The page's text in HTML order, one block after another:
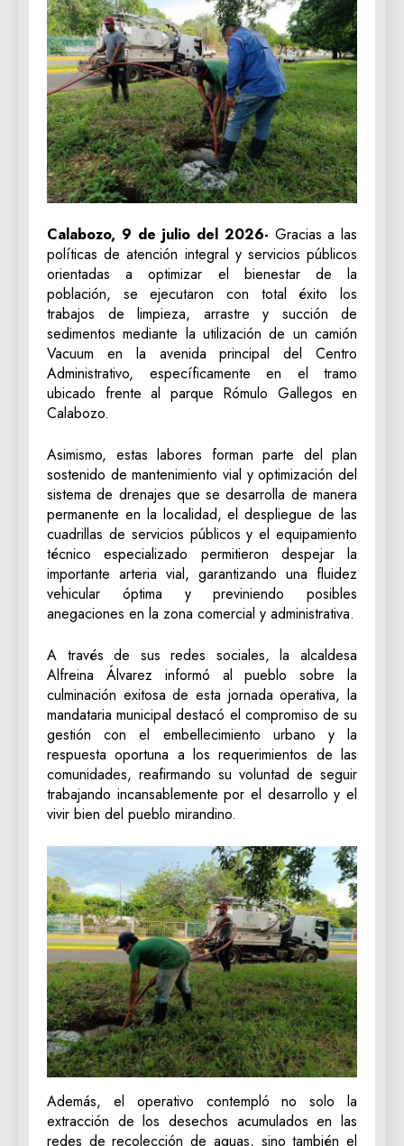
Calabozo, 9 de julio del 2026- Gracias a las
políticas de atención integral y servicios públicos
orientadas a optimizar el bienestar de la
población, se ejecutaron con total éxito los
trabajos de limpieza, arrastre y succión de
sedimentos mediante la utilización de un camión
Vacuum en la avenida principal del Centro
Administrativo, específicamente en el tramo
ubicado frente al parque Rómulo Gallegos en
Calabozo.
Asimismo, estas labores forman parte del plan
sostenido de mantenimiento vial y optimización del
sistema de drenajes que se desarrolla de manera
permanente en la localidad, el despliegue de las
cuadrillas de servicios públicos y el equipamiento
técnico especializado permitieron despejar la
importante arteria vial, garantizando una fluidez
vehicular óptima y previniendo posibles
anegaciones en la zona comercial y administrativa.
A través de sus redes sociales, la alcaldesa
Alfreina Álvarez informó al pueblo sobre la
culminación exitosa de esta jornada operativa, la
mandataria municipal destacó el compromiso de su
gestión con el embellecimiento urbano y la
respuesta oportuna a los requerimientos de las
comunidades, reafirmando su voluntad de seguir
trabajando incansablemente por el desarrollo y el
vivir bien del pueblo mirandino.
Además, el operativo contempló no solo la
extracción de los desechos acumulados en las
redes de recolección de aguas, sino también el